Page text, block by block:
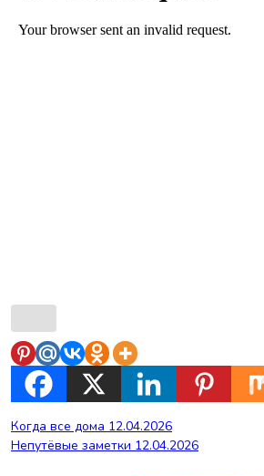
Навигация
по
Когда все дома 12.04.2026
Непутёвые заметки 12.04.2026